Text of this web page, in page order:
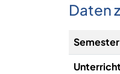
Daten
Semester